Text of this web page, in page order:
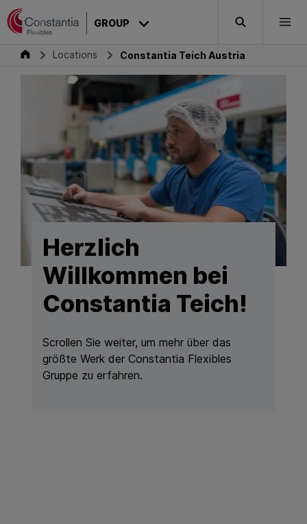
Skip to content
GROUP Search
Group Locations Constantia Teich Austria
Herzlich
Willkommen bei
Constantia Teich!
Scrollen Sie weiter, um mehr über das
größte Werk der Constantia Flexibles
Gruppe zu erfahren.